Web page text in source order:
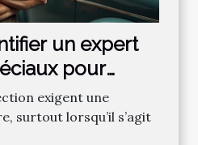
un expert
pour
?
exigent une
surtout lorsqu’il s’agit